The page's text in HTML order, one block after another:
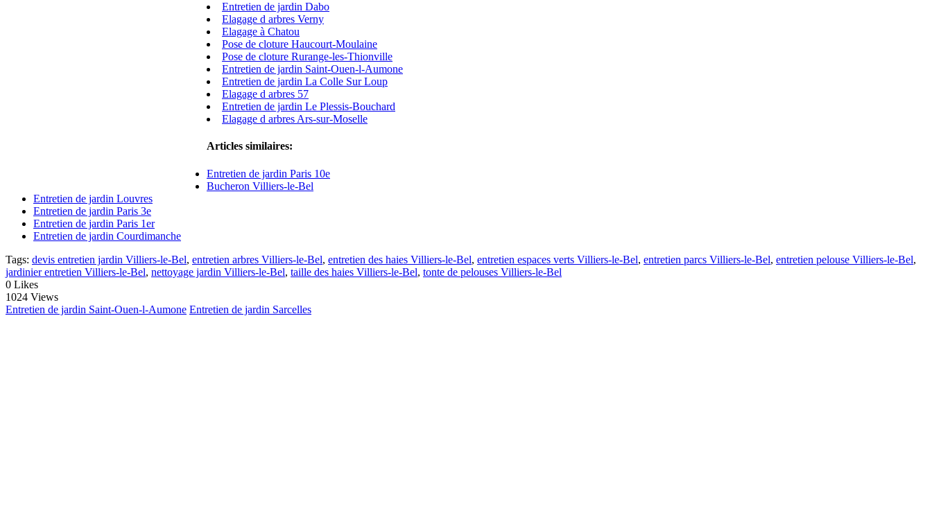
Entretien de jardin Dabo
Elagage d arbres Verny
Elagage à Chatou
Pose de cloture Haucourt-Moulaine
Pose de cloture Rurange-les-Thionville
Entretien de jardin Saint-Ouen-l-Aumone
Entretien de jardin La Colle Sur Loup
Elagage d arbres 57
Entretien de jardin Le Plessis-Bouchard
Elagage d arbres Ars-sur-Moselle
Articles similaires:
Entretien de jardin Paris 10e
Bucheron Villiers-le-Bel
Entretien de jardin Louvres
Entretien de jardin Paris 3e
Entretien de jardin Paris 1er
Entretien de jardin Courdimanche
Tags: devis entretien jardin Villiers-le-Bel, entretien arbres Villiers-le-Bel, entretien des haies Villiers-le-Bel, entretien espaces verts Villiers-le-Bel, entretien parcs Villiers-le-Bel, entretien pelouse Villiers-le-Bel,
jardinier entretien Villiers-le-Bel, nettoyage jardin Villiers-le-Bel, taille des haies Villiers-le-Bel, tonte de pelouses Villiers-le-Bel
0 Likes
1024 Views
Entretien de jardin Saint-Ouen-l-Aumone Entretien de jardin Sarcelles